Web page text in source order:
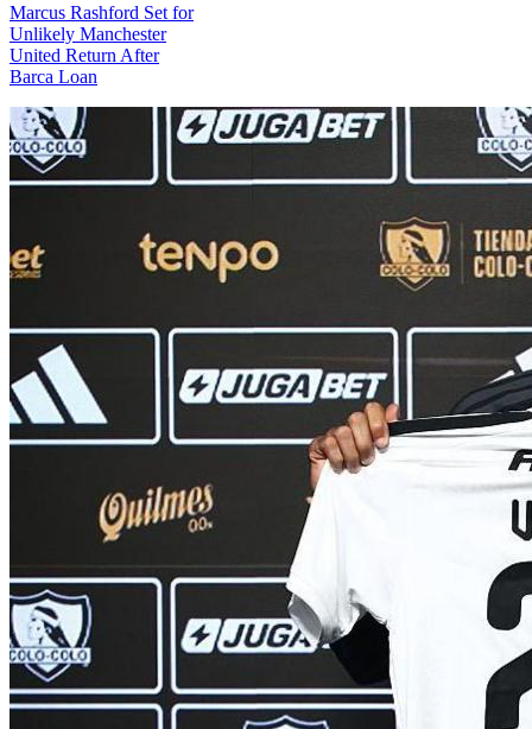
Marcus Rashford Set for
Unlikely Manchester
United Return After
Barca Loan